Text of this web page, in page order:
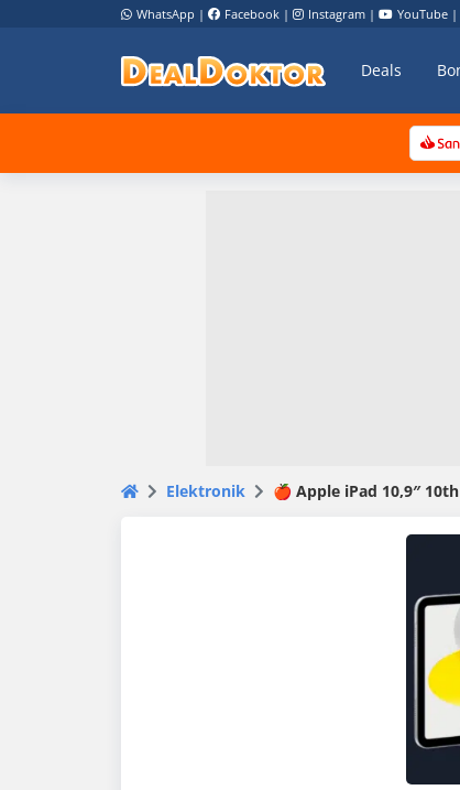
WhatsApp | Facebook | Instagram | YouTube |
Deals
Elektronik 🍎 Apple iPad 10,9″